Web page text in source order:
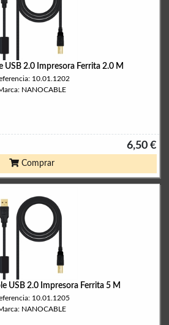
USB 2.0 Impresora Ferrita 2.0 M
10.01.1202
NANOCABLE
6,50 €
Comprar
USB 2.0 Impresora Ferrita 5 M
10.01.1205
NANOCABLE